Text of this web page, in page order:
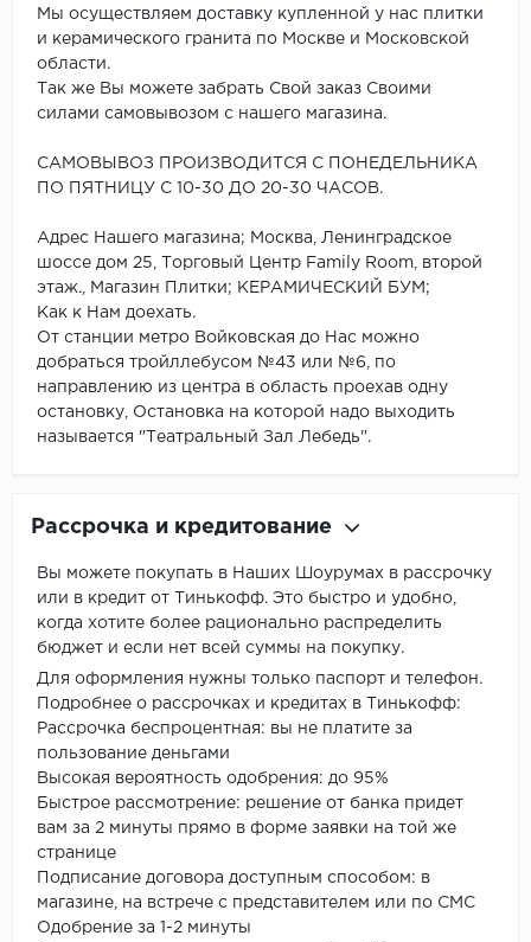
Мы осуществляем доставку купленной у нас плитки
и керамического гранита по Москве и Московской
области.
Так же Вы можете забрать Свой заказ Своими
силами самовывозом с нашего магазина.
САМОВЫВОЗ ПРОИЗВОДИТСЯ С ПОНЕДЕЛЬНИКА
ПО ПЯТНИЦУ С 10-30 ДО 20-30 ЧАСОВ.
Адрес Нашего магазина; Москва, Ленинградское
шоссе дом 25, Торговый Центр Family Room, второй
этаж., Магазин Плитки; КЕРАМИЧЕСКИЙ БУМ;
Как к Нам доехать.
От станции метро Войковская до Нас можно
добраться тройллебусом №43 или №6, по
направлению из центра в область проехав одну
остановку, Остановка на которой надо выходить
называется "Театральный Зал Лебедь".
Рассрочка и кредитование
Вы можете покупать в Наших Шоурумах в рассрочку
или в кредит от Тинькофф. Это быстро и удобно,
когда хотите более рационально распределить
бюджет и если нет всей суммы на покупку.
Для оформления нужны только паспорт и телефон.
Подробнее о рассрочках и кредитах в Тинькофф:
Рассрочка беспроцентная: вы не платите за
пользование деньгами
Высокая вероятность одобрения: до 95%
Быстрое рассмотрение: решение от банка придет
вам за 2 минуты прямо в форме заявки на той же
странице
Подписание договора доступным способом: в
магазине, на встрече с представителем или по СМС
Одобрение за 1-2 минуты